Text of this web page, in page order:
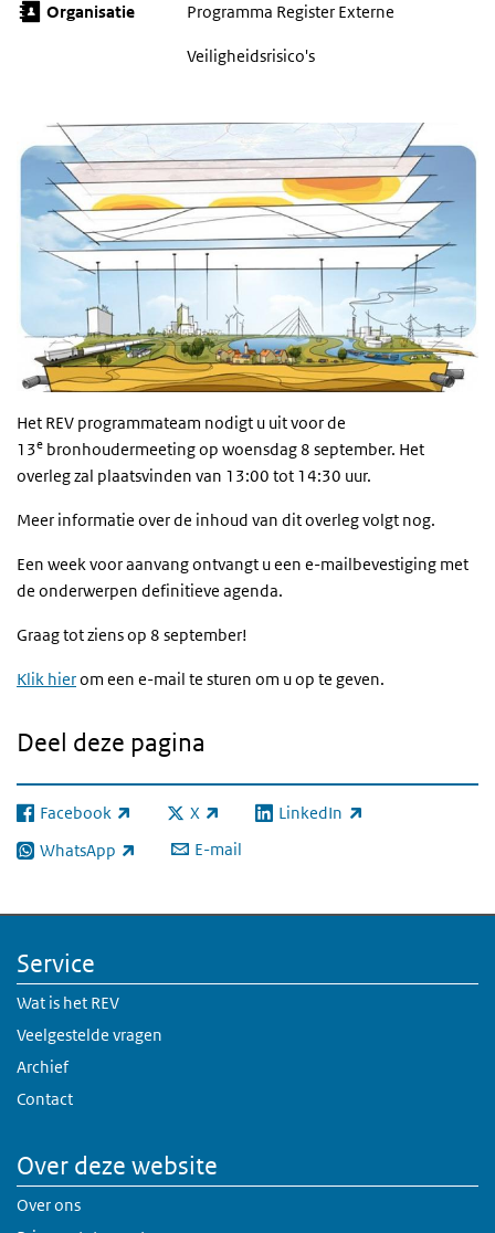
Het REV programmateam nodigt u uit voor de
13e bronhoudermeeting op woensdag 8 september. Het
overleg zal plaatsvinden van 13:00 tot 14:30 uur.
Meer informatie over de inhoud van dit overleg volgt nog.
Een week voor aanvang ontvangt u een e-mailbevestiging met
de onderwerpen definitieve agenda.
Graag tot ziens op 8 september!
Klik hierom een e-mail te sturen om u op te geven.
Organisatie Programma Register Externe
Veiligheidsrisico's
Deel deze pagina
Facebook
(externe link) X
(externe link) LinkedIn
(externe link)
WhatsApp
(externe link) E-mail
Service
Wat is het REV
Veelgestelde vragen
Archief
Contact
Over deze website
Over ons